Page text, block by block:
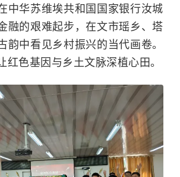
中华苏维埃共和国国家银行汝城
融的艰难起步，在文市瑶乡、塔
韵中看见乡村振兴的当代画卷。
红色基因与乡土文脉深植心田。